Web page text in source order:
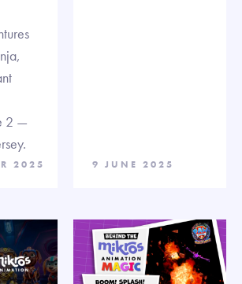
2 —
2025 9 JUNE 2025